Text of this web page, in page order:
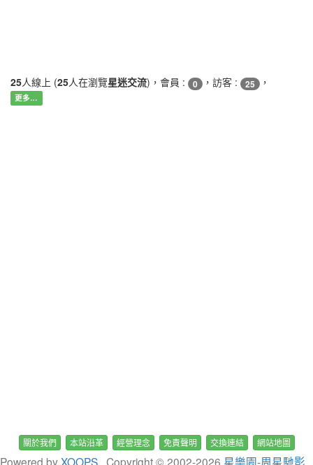
25人線上 (25人在瀏覽星迷交流)，會員 : 0 ，訪客 : 25 ，
更多…
關於我們 本站沿革 經營理念 免責聲明 交換連結 網站地圖
Powered byXOOPS , Copyright © 2002-2026 星樂園-周星馳影